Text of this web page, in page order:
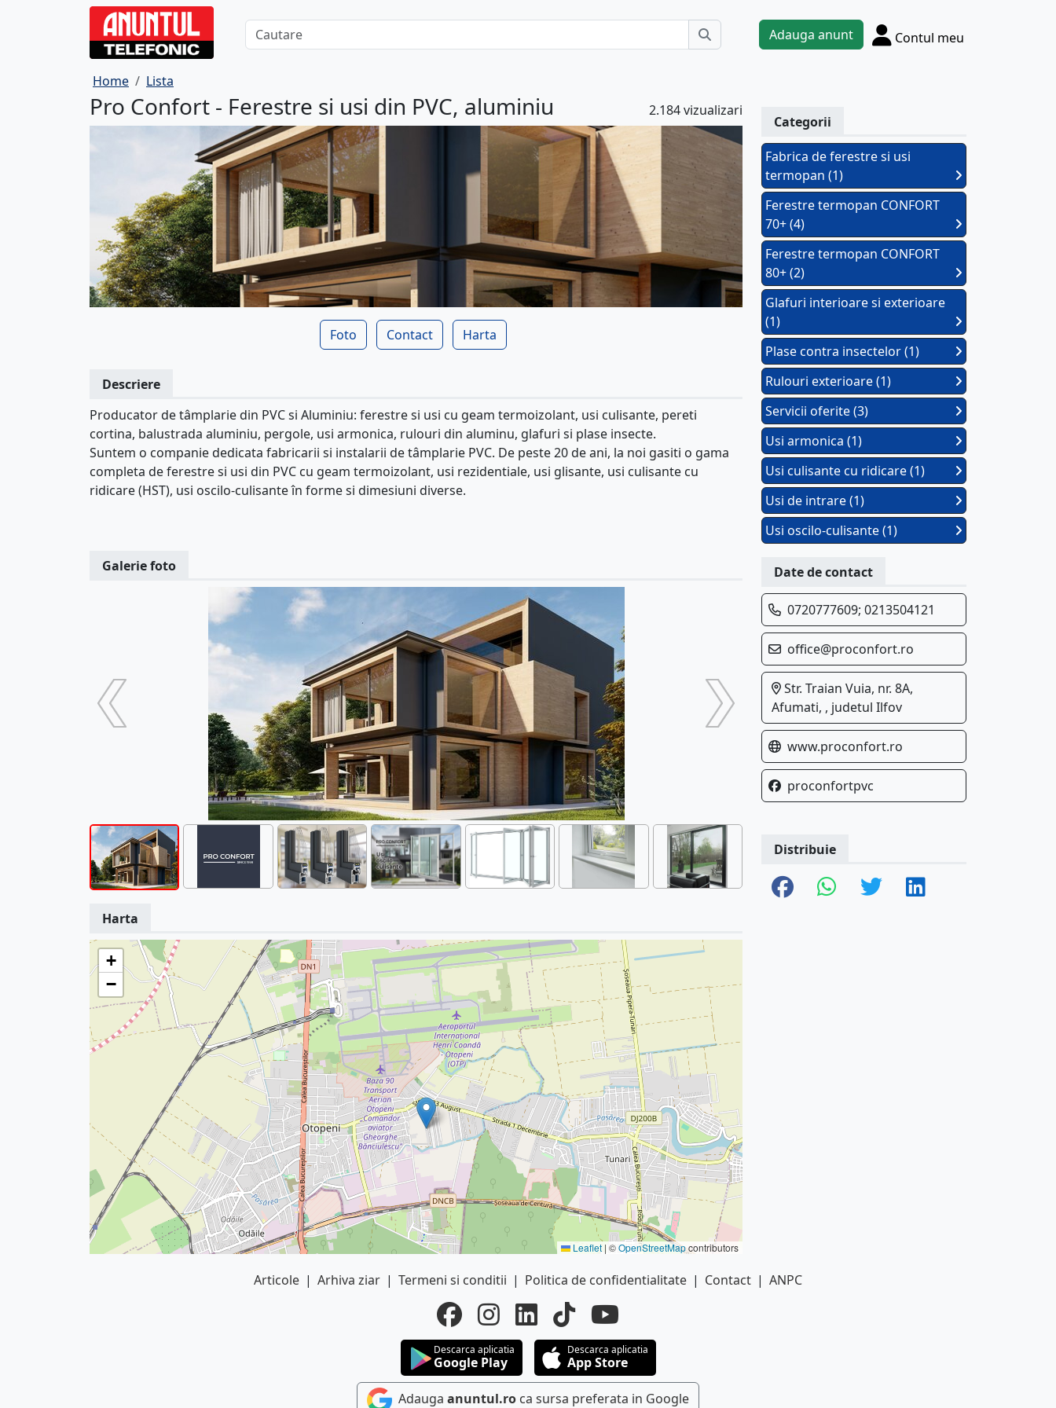
Adauga anunt Contul meu
Home Lista
Pro Confort - Ferestre si usi din PVC, aluminiu 2.184 vizualizari
Foto Contact Harta
Descriere
Producator de tâmplarie din PVC si Aluminiu: ferestre si usi cu geam termoizolant, usi culisante, pereti
cortina, balustrada aluminiu, pergole, usi armonica, rulouri din aluminu, glafuri si plase insecte.
Suntem o companie dedicata fabricarii si instalarii de tâmplarie PVC. De peste 20 de ani, la noi gasiti o gama
completa de ferestre si usi din PVC cu geam termoizolant, usi rezidentiale, usi glisante, usi culisante cu
ridicare (HST), usi oscilo-culisante în forme si dimesiuni diverse.
Galerie foto
Harta
+
−
Leaflet | ©OpenStreetMapcontributors
Categorii
Fabrica de ferestre si usi
termopan (1)
Ferestre termopan CONFORT
70+ (4)
Ferestre termopan CONFORT
80+ (2)
Glafuri interioare si exterioare
(1)
Plase contra insectelor (1)
Rulouri exterioare (1)
Servicii oferite (3)
Usi armonica (1)
Usi culisante cu ridicare (1)
Usi de intrare (1)
Usi oscilo-culisante (1)
Date de contact
0720777609; 0213504121
office@proconfort.ro
Str. Traian Vuia, nr. 8A,
Afumati, , judetul Ilfov
www.proconfort.ro
proconfortpvc
Distribuie
Articole | Arhiva ziar | Termeni si conditii | Politica de confidentialitate | Contact | ANPC
Descarca aplicatia
Google Play
Descarca aplicatia
App Store
Adauga anuntul.ro ca sursa preferata in Google